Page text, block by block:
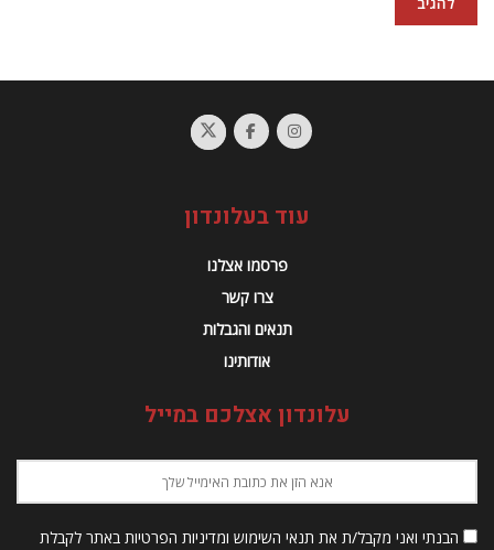
עוד בעלונדון
פרסמו אצלנו
צרו קשר
תנאים והגבלות
אודותינו
עלונדון אצלכם במייל
הבנתי ואני מקבל/ת את תנאי השימוש ומדיניות הפרטיות באתר לקבלת